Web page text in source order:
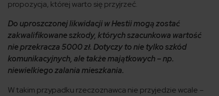
propozycja, której warto się przyjrzeć.
Do uproszczonej likwidacji w Hestii mogą zostać
zakwalifikowane szkody, których szacunkowa wartość
nie przekracza 5000 zł. Dotyczy to nie tylko szkód
komunikacyjnych, ale także majątkowych – np.
niewielkiego zalania mieszkania.
W takim przypadku rzeczoznawca nie przyjedzie wcale –